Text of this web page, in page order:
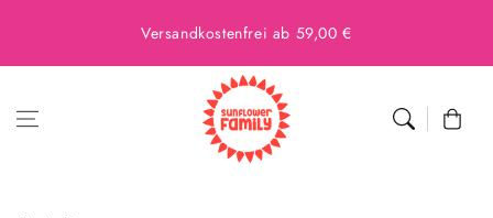
Versandkostenfrei ab 59,00 €